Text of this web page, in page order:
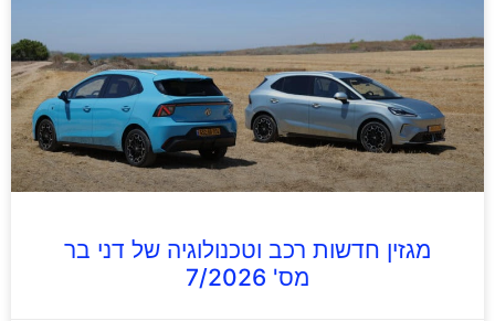
מגזין חדשות רכב וטכנולוגיה של דני בר
מס' 7/2026